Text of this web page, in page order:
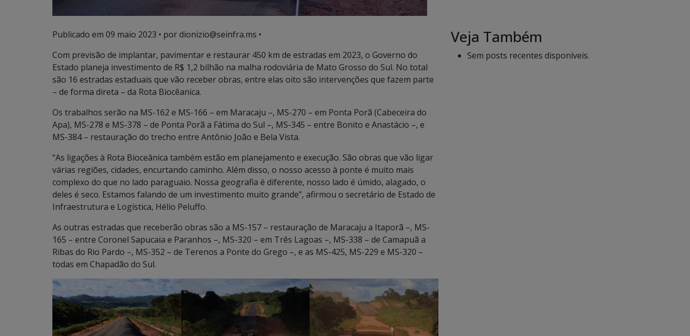
Publicado em 09 maio 2023 • por dionizio@seinfra.ms •
Com previsão de implantar, pavimentar e restaurar 450 km de estradas em 2023, o Governo do
Estado planeja investimento de R$ 1,2 bilhão na malha rodoviária de Mato Grosso do Sul. No total
são 16 estradas estaduais que vão receber obras, entre elas oito são intervenções que fazem parte
– de forma direta – da Rota Biocêanica.
Os trabalhos serão na MS-162 e MS-166 – em Maracaju –, MS-270 – em Ponta Porã (Cabeceira do
Apa), MS-278 e MS-378 – de Ponta Porã a Fátima do Sul –, MS-345 – entre Bonito e Anastácio –, e
MS-384 – restauração do trecho entre Antônio João e Bela Vista.
“As ligações à Rota Bioceânica também estão em planejamento e execução. São obras que vão ligar
várias regiões, cidades, encurtando caminho. Além disso, o nosso acesso à ponte é muito mais
complexo do que no lado paraguaio. Nossa geografia é diferente, nosso lado é úmido, alagado, o
deles é seco. Estamos falando de um investimento muito grande”, afirmou o secretário de Estado de
Infraestrutura e Logística, Hélio Peluffo.
As outras estradas que receberão obras são a MS-157 – restauração de Maracaju a Itaporã –, MS-
165 – entre Coronel Sapucaia e Paranhos –, MS-320 – em Três Lagoas –, MS-338 – de Camapuã a
Ribas do Rio Pardo –, MS-352 – de Terenos a Ponte do Grego –, e as MS-425, MS-229 e MS-320 –
todas em Chapadão do Sul.
Veja Também
Sem posts recentes disponíveis.